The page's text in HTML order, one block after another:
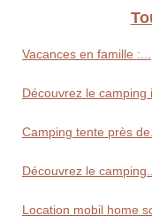
Vacances en famille :...
Découvrez le camping
Camping tente près
Découvrez le
Location mobil home